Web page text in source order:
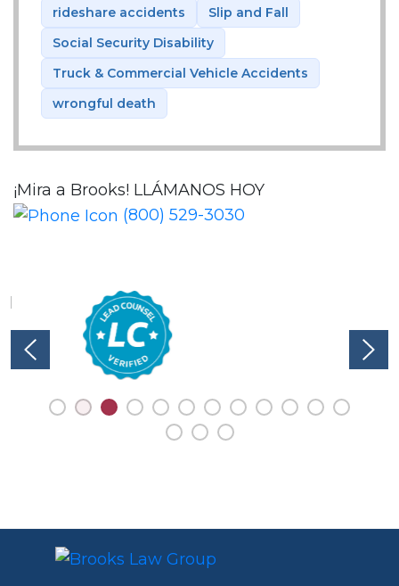
rideshare accidents
Slip and Fall
Social Security Disability
Truck & Commercial Vehicle Accidents
wrongful death
¡Mira a Brooks! LLÁMANOS HOY
(800) 529-3030